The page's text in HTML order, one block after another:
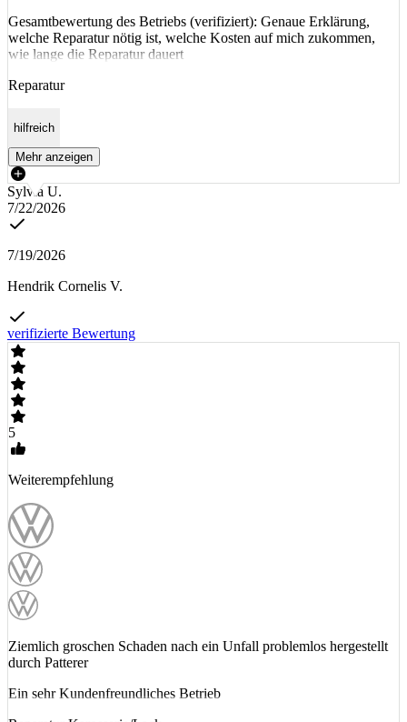
Gesamtbewertung des Betriebs (verifiziert): Genaue Erklärung,
welche Reparatur nötig ist, welche Kosten auf mich zukommen,
wie lange die Reparatur dauert
Reparatur
hilfreich
Mehr anzeigen
Sylvia U.
7/22/2026
7/19/2026
Hendrik Cornelis V.
verifizierte Bewertung
5
Weiterempfehlung
Ziemlich groschen Schaden nach ein Unfall problemlos hergestellt
durch Patterer
Ein sehr Kundenfreundliches Betrieb